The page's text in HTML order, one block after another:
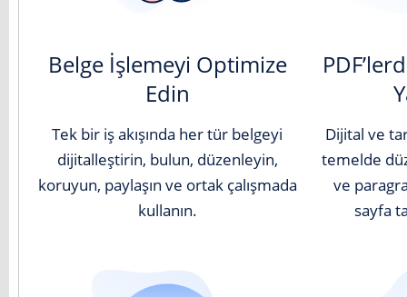
Belge İşlemeyi Optimize
Edin
Tek bir iş akışında her tür belgeyi
dijitalleştirin, bulun, düzenleyin,
koruyun, paylaşın ve ortak çalışmada
kullanın.
Dijital ve
temelde
ve
sayfa